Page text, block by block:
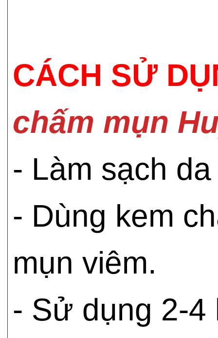
CÁCH SỬ
chấm mụn
- Làm sạch
- Dùng kem
mụn viêm.
- Sử dụng 2-4